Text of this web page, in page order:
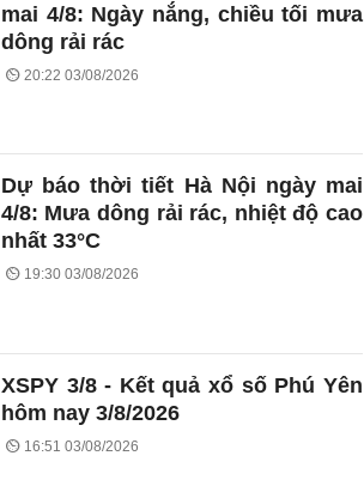
mai 4/8: Ngày nắng, chiều tối mưa
dông rải rác
20:22 03/08/2026
Dự báo thời tiết Hà Nội ngày mai
4/8: Mưa dông rải rác, nhiệt độ cao
nhất 33°C
19:30 03/08/2026
XSPY 3/8 - Kết quả xổ số Phú Yên
hôm nay 3/8/2026
16:51 03/08/2026